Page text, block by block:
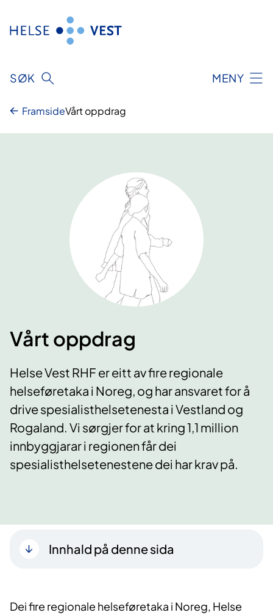
innhald
SØK MENY
FramsideVårt oppdrag
Vårt oppdrag
Helse Vest RHF er eitt av fire regionale
helseføretaka i Noreg, og har ansvaret for å
drive spesialisthelsetenesta i Vestland og
Rogaland. Vi ​sørgjer for at kring 1,1 million
innbyggjarar i regionen får dei
spesialisthelsetenestene dei har krav på.
Innhald på denne sida
Dei fire regionale helseføretaka i Noreg, Helse